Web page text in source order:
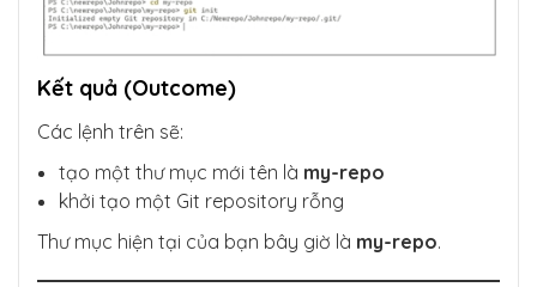
Kết quả (Outcome)
Các lệnh trên sẽ:
tạo một thư mục mới tên là my-repo
khởi tạo một Git repository rỗng
Thư mục hiện tại của bạn bây giờ là my-repo.